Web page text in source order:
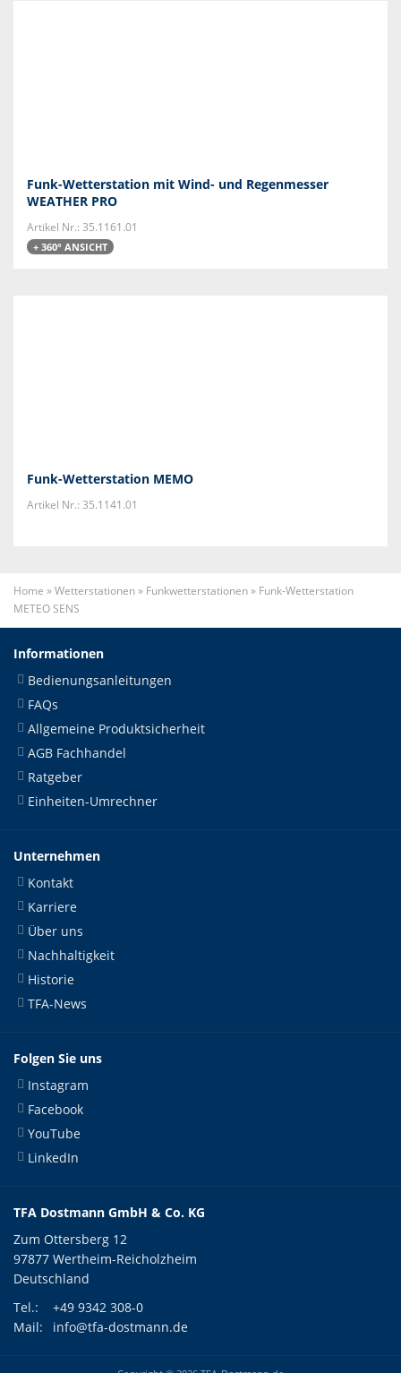
Funk-Wetterstation mit Wind- und Regenmesser
WEATHER PRO
Artikel Nr.: 35.1161.01
+ 360° ANSICHT
Funk-Wetterstation MEMO
Artikel Nr.: 35.1141.01
Home »Wetterstationen» Funkwetterstationen» Funk-Wetterstation
METEO SENS
Informationen
Bedienungsanleitungen
FAQs
Allgemeine Produktsicherheit
AGB Fachhandel
Ratgeber
Einheiten-Umrechner
Unternehmen
Kontakt
Karriere
Über uns
Nachhaltigkeit
Historie
TFA-News
Folgen Sie uns
Instagram
Facebook
YouTube
LinkedIn
TFA Dostmann GmbH & Co. KG
Zum Ottersberg 12
97877 Wertheim-Reicholzheim
Deutschland
Tel.:
+49 9342 308-0
Mail:
info@tfa-dostmann.de